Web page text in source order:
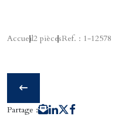
Accueil2 piècesRef. : 1-12578
Partage :